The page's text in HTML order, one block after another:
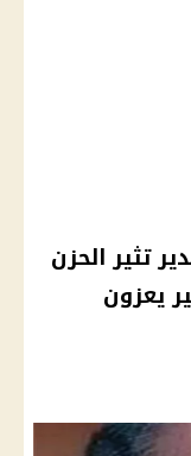
تثير الحزن
يعزون